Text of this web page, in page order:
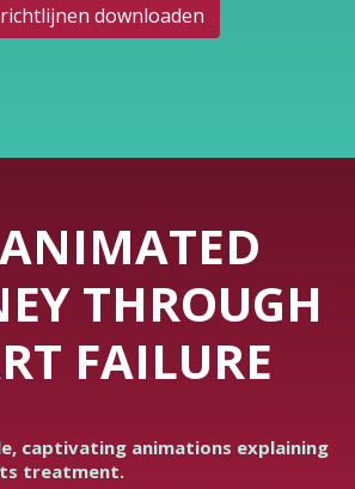
downloaden
THROUGH
FAILURE
captivating animations explaining
treatment.